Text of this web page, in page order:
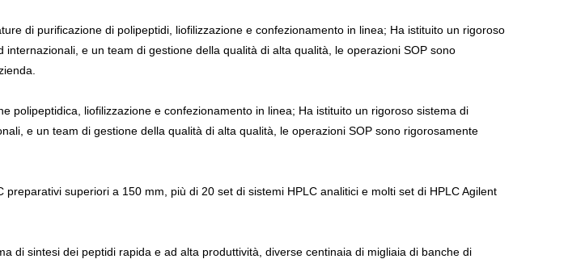
di purificazione di polipeptidi, liofilizzazione e confezionamento in linea; Ha istituito un rigoroso
e un team di gestione della qualità di alta qualità, le operazioni SOP sono
liofilizzazione e confezionamento in linea; Ha istituito un rigoroso sistema di
e un team di gestione della qualità di alta qualità, le operazioni SOP sono rigorosamente
superiori a 150 mm, più di 20 set di sistemi HPLC analitici e molti set di HPLC Agilent
di sintesi dei peptidi rapida e ad alta produttività, diverse centinaia di migliaia di banche di